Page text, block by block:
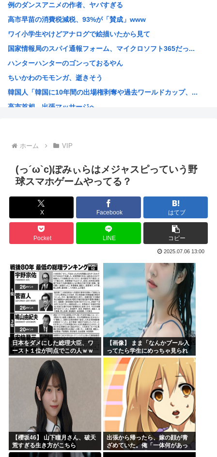
【朗報】ビッグダディの娘、結構エッチになっていた
【Mステ】西川貴教さん 魅惑のマーメイドすぎるwww
賃上げしない企業 過去最多ペースで倒産へ
ニセコに宿泊する外国人の消費額、1人あたり58万円も使っ...
【画像】ビビアン・スー(51)とかいう台湾の宮沢りえがレ...
【画像】韓国人「日本人の間で『女が破滅的な人生を送るのを...
お金がなくなったら増えるわかめ食ってる
例のダンスアニメの作者、ヤバすぎる
高市早苗の消費税減税、93%が「賛成」www
ワイ小学生やけどアナログで絵描いたから見て
国家情報局のスパイ通報フォーム、マイクロソフト365だっ...
ハンターハンターのゴンっておるやん
ちいかわのモモンガ、逝きそう
韓国人「韓国に10年間の出場権剥奪や過去ワールドカップ、...
高市首相、出張マッサージへ
【高市】ゴラム(56歳)、女子中学生をナイフで脅し性的暴...
5ちゃんのどこでもいいけど、日本人の税金使って日本人批判...
海外「あるある！」日本を旅行した外国人が患う新たな症状「...
埼玉川越に突如として「モスク」が自生 外国人「自分たちは...
はっきり言う、プリキュア見た事ない
自民党、古謝玄太の推薦を決定 沖縄県知事選
【映画悲報】日本(ジャップ)の映画界、完全に終わる…現代...
謎の人「あ！好きな絵師さんがPixiv更新してる！」
超かぐや姫！スピンオフ漫画、「超かぐやメシ」連載決定ww...
韓国人「大韓航空の熊本地震飲料水支援に対する日本人の反応...
【衝撃】 韓国人「170cmの日本人、40cmデカい相手...
お前らってなんでみぃ山ってなんでアニメ化の前と後で意見が...
ホーム VIP
(っ´ω`c)ぽみぃらはメジャスピっていう野
球スマホゲームやってる？
X Facebook はてブ
Pocket LINE コピー
2025.07.06 13:00
日本をダメにした総理大臣、ワ
ースト１位が同点でこの人ｗｗ
ｗｗｗｗ
【画像】 まま「なんかプール入
ってたら学生にめっちゃ見られ
たw」
【櫻坂46】 山下瞳月さん、破天
荒すぎる生き方がこちら
出張から帰ったら、嫁の顔が青
ざめていた。俺「一体何があっ
たんだ？」嫁「…」→子供たち